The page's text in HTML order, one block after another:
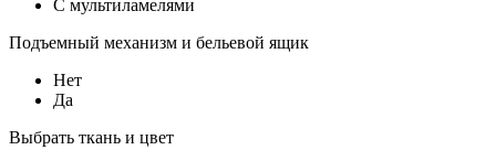
С мультиламелями
Подъемный механизм и бельевой ящик
Нет
Да
Выбрать ткань и цвет